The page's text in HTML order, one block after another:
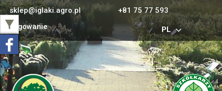
sklep@iglaki.agro.pl
+81 75 77 593
Logowanie
PL